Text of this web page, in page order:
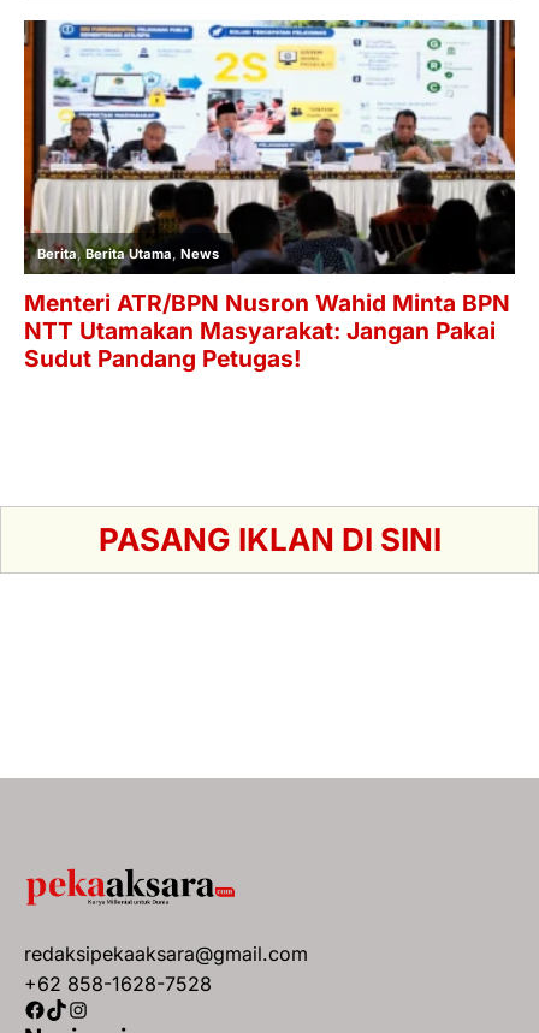
PASANG IKLAN DI SINI
redaksipekaaksara@gmail.com
+62 858-1628-7528
Facebook
TikTok
Instagram